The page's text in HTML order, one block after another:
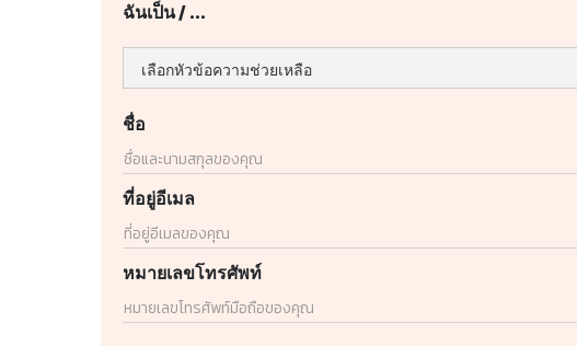
ฉันเป็น / ...
ชื่อ
ที่อยู่อีเมล
หมายเลขโทรศัพท์